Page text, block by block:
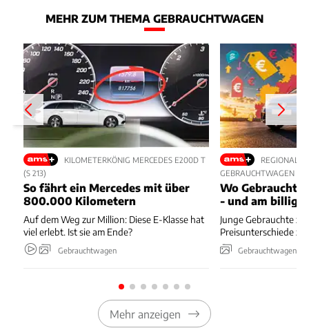
MEHR ZUM THEMA GEBRAUCHTWAGEN
KILOMETERKÖNIG MERCEDES E200D T
(S 213)
So fährt ein Mercedes mit über
800.000 Kilometern
Auf dem Weg zur Million: Diese E-Klasse hat
viel erlebt. Ist sie am Ende?
Gebrauchtwagen
REGIONALE
GEBRAUCHTWAGEN
Wo Gebrauchte
- und am
Junge Gebrauchte
Preisunterschiede
Gebrauchtwagen
Mehr anzeigen